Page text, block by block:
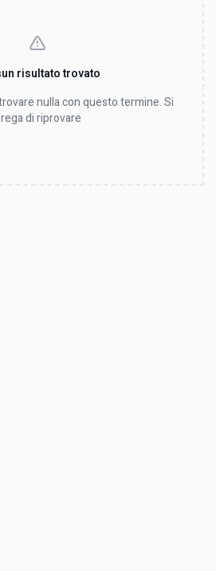
risultato trovato
nulla con questo termine. Si
di riprovare